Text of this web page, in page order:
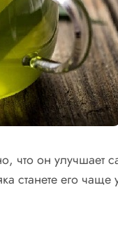
он улучшает
его чаще